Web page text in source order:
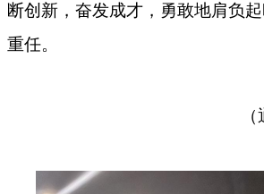
断创新，奋发成才，勇敢地肩负
重任。